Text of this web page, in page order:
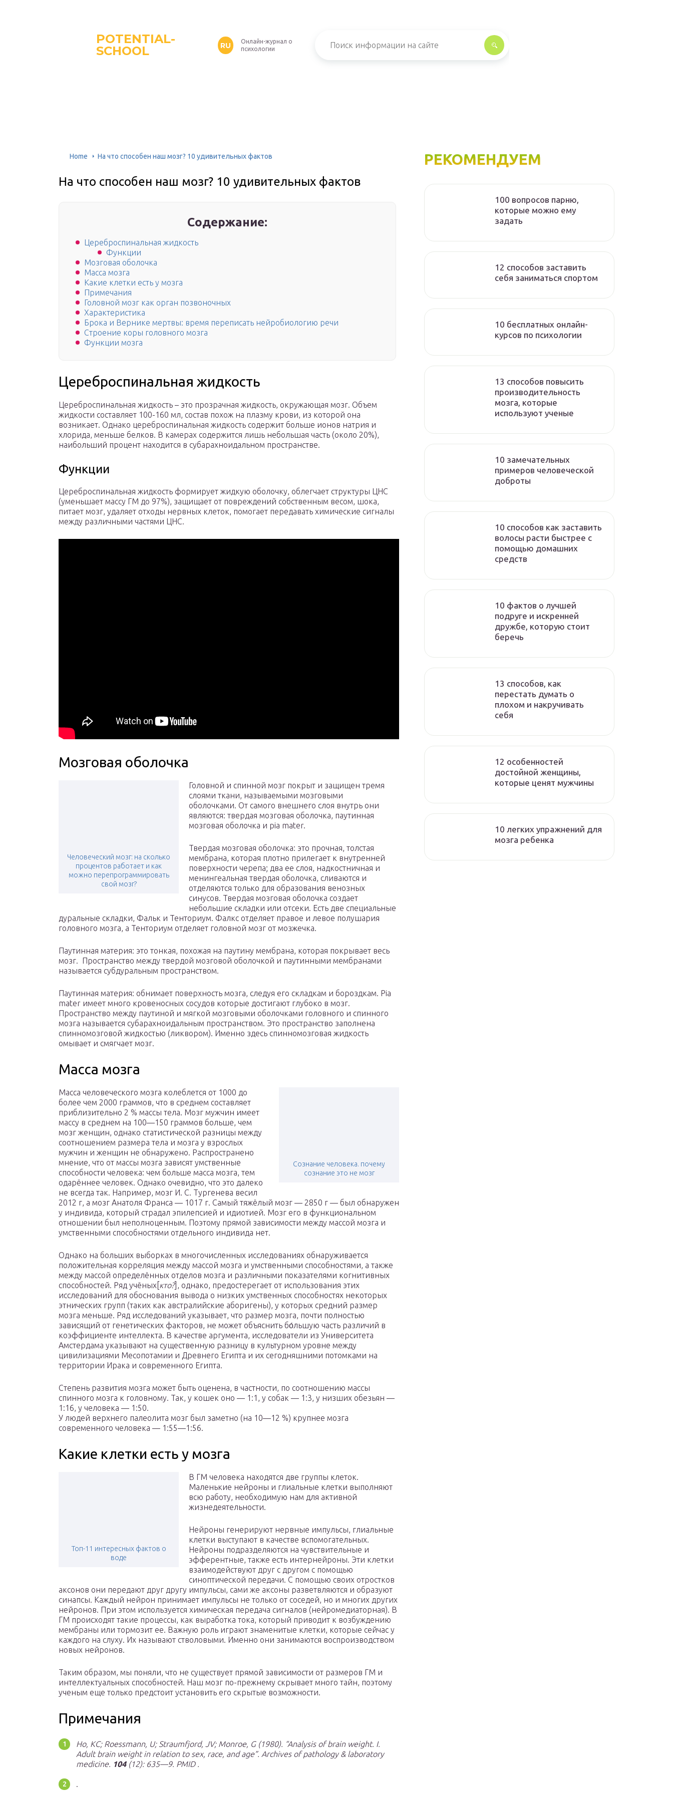
POTENTIAL-
SCHOOL
RU
Онлайн-журнал о
психологии
Home На что способен наш мозг? 10 удивительных фактов
На что способен наш мозг? 10 удивительных фактов
Содержание:
Цереброспинальная жидкость
Функции
Мозговая оболочка
Масса мозга
Какие клетки есть у мозга
Примечания
Головной мозг как орган позвоночных
Характеристика
Брока и Вернике мертвы: время переписать нейробиологию речи
Строение коры головного мозга
Функции мозга
Цереброспинальная жидкость
Цереброспинальная жидкость – это прозрачная жидкость, окружающая мозг. Объем
жидкости составляет 100-160 мл, состав похож на плазму крови, из которой она
возникает. Однако цереброспинальная жидкость содержит больше ионов натрия и
хлорида, меньше белков. В камерах содержится лишь небольшая часть (около 20%),
наибольший процент находится в субарахноидальном пространстве.
Функции
Цереброспинальная жидкость формирует жидкую оболочку, облегчает структуры ЦНС
(уменьшает массу ГМ до 97%), защищает от повреждений собственным весом, шока,
питает мозг, удаляет отходы нервных клеток, помогает передавать химические сигналы
между различными частями ЦНС.
Мозговая оболочка
Человеческий мозг: на сколько
процентов работает и как
можно перепрограммировать
свой мозг?
Головной и спинной мозг покрыт и защищен тремя
слоями ткани, называемыми мозговыми
оболочками. От самого внешнего слоя внутрь они
являются: твердая мозговая оболочка, паутинная
мозговая оболочка и pia mater.
Твердая мозговая оболочка: это прочная, толстая
мембрана, которая плотно прилегает к внутренней
поверхности черепа; два ее слоя, надкостничная и
менингеальная твердая оболочка, сливаются и
отделяются только для образования венозных
синусов. Твердая мозговая оболочка создает
небольшие складки или отсеки. Есть две специальные
дуральные складки, Фальк и Тенториум. Фалкс отделяет правое и левое полушария
головного мозга, а Тенториум отделяет головной мозг от мозжечка.
Паутинная материя: это тонкая, похожая на паутину мембрана, которая покрывает весь
мозг. Пространство между твердой мозговой оболочкой и паутинными мембранами
называется субдуральным пространством.
Паутинная материя: обнимает поверхность мозга, следуя его складкам и бороздкам. Pia
mater имеет много кровеносных сосудов которые достигают глубоко в мозг.
Пространство между паутиной и мягкой мозговыми оболочками головного и спинного
мозга называется субарахноидальным пространством. Это пространство заполнена
спинномозговой жидкостью (ликвором). Именно здесь спинномозговая жидкость
омывает и смягчает мозг.
Масса мозга
Сознание человека. почему
сознание это не мозг
Масса человеческого мозга колеблется от 1000 до
более чем 2000 граммов, что в среднем составляет
приблизительно 2 % массы тела. Мозг мужчин имеет
массу в среднем на 100—150 граммов больше, чем
мозг женщин, однако статистической разницы между
соотношением размера тела и мозга у взрослых
мужчин и женщин не обнаружено. Распространено
мнение, что от массы мозга зависят умственные
способности человека: чем больше масса мозга, тем
одарённее человек. Однако очевидно, что это далеко
не всегда так. Например, мозг И. С. Тургенева весил
2012 г, а мозг Анатоля Франса — 1017 г. Самый тяжёлый мозг — 2850 г — был обнаружен
у индивида, который страдал эпилепсией и идиотией. Мозг его в функциональном
отношении был неполноценным. Поэтому прямой зависимости между массой мозга и
умственными способностями отдельного индивида нет.
Однако на больших выборках в многочисленных исследованиях обнаруживается
положительная корреляция между массой мозга и умственными способностями, а также
между массой определённых отделов мозга и различными показателями когнитивных
способностей. Ряд учёных[ кто?], однако, предостерегает от использования этих
исследований для обоснования вывода о низких умственных способностях некоторых
этнических групп (таких как австралийские аборигены), у которых средний размер
мозга меньше. Ряд исследований указывает, что размер мозга, почти полностью
зависящий от генетических факторов, не может объяснить бо́льшую часть различий в
коэффициенте интеллекта. В качестве аргумента, исследователи из Университета
Амстердама указывают на существенную разницу в культурном уровне между
цивилизациями Месопотамии и Древнего Египта и их сегодняшними потомками на
территории Ирака и современного Египта.
Степень развития мозга может быть оценена, в частности, по соотношению массы
спинного мозга к головному. Так, у кошек оно — 1:1, у собак — 1:3, у низших обезьян —
1:16, у человека — 1:50.
У людей верхнего палеолита мозг был заметно (на 10—12 %) крупнее мозга
современного человека — 1:55—1:56.
Какие клетки есть у мозга
Топ-11 интересных фактов о
воде
В ГМ человека находятся две группы клеток.
Маленькие нейроны и глиальные клетки выполняют
всю работу, необходимую нам для активной
жизнедеятельности.
Нейроны генерируют нервные импульсы, глиальные
клетки выступают в качестве вспомогательных.
Нейроны подразделяются на чувствительные и
эфферентные, также есть интернейроны. Эти клетки
взаимодействуют друг с другом с помощью
синоптической передачи. С помощью своих отростков
аксонов они передают друг другу импульсы, сами же аксоны разветвляются и образуют
синапсы. Каждый нейрон принимает импульсы не только от соседей, но и многих других
нейронов. При этом используется химическая передача сигналов (нейромедиаторная). В
ГМ происходят такие процессы, как выработка тока, который приводит к возбуждению
мембраны или тормозит ее. Важную роль играют знаменитые клетки, которые сейчас у
каждого на слуху. Их называют стволовыми. Именно они занимаются воспроизводством
новых нейронов.
Таким образом, мы поняли, что не существует прямой зависимости от размеров ГМ и
интеллектуальных способностей. Наш мозг по-прежнему скрывает много тайн, поэтому
ученым еще только предстоит установить его скрытые возможности.
Примечания
Ho, KC; Roessmann, U; Straumfjord, JV; Monroe, G (1980). “Analysis of brain weight. I.
Adult brain weight in relation to sex, race, and age”. Archives of pathology & laboratory
medicine. 104(12): 635—9. PMID .
.
РЕКОМЕНДУЕМ
100 вопросов парню,
которые можно ему
задать
12 способов заставить
себя заниматься спортом
10 бесплатных онлайн-
курсов по психологии
13 способов повысить
производительность
мозга, которые
используют ученые
10 замечательных
примеров человеческой
доброты
10 способов как заставить
волосы расти быстрее с
помощью домашних
средств
10 фактов о лучшей
подруге и искренней
дружбе, которую стоит
беречь
13 способов, как
перестать думать о
плохом и накручивать
себя
12 особенностей
достойной женщины,
которые ценят мужчины
10 легких упражнений для
мозга ребенка